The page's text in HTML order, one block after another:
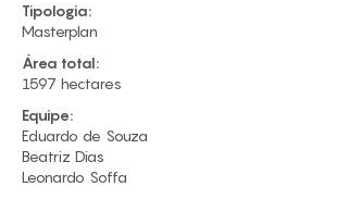
Tipologia:
Masterplan
Área total:
1597 hectares
Equipe:
​Eduardo de Souza
Beatriz Dias
Leonardo Soffa